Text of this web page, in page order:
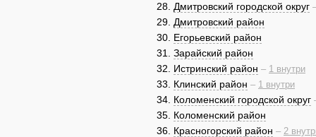
Дмитровский городской округ
Дмитровский район
Егорьевский район
Зарайский район
Истринский район – 1 внутри
Клинский район – 1 внутри
Коломенский городской округ
Коломенский район
Красногорский район – 2